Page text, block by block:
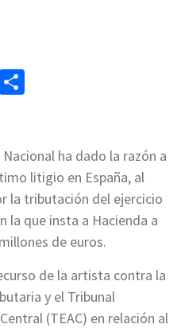
Email
ha dado la razón a
litigio en España, al
la tributación del ejercicio
la que insta a Hacienda a
de euros.
de la artista contra la
y el Tribunal
(TEAC) en relación al